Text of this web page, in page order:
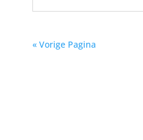
« Vorige Pagina